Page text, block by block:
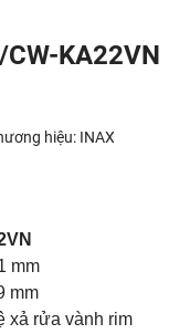
KA22VN
hiệu: INAX
mm
mm
xả rửa vành rim